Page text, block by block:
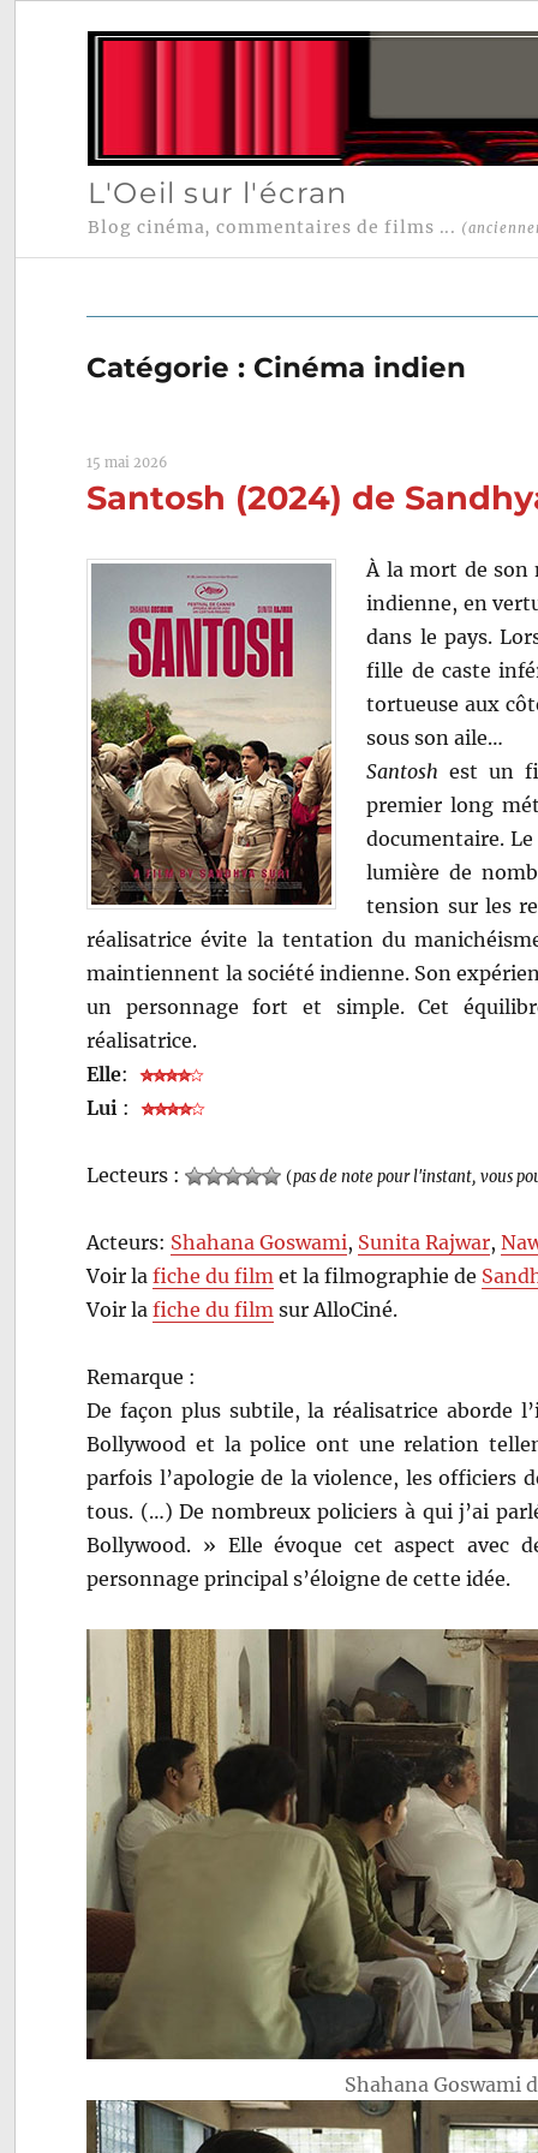
L'Oeil sur l'écran
Blog cinéma, commentaires de films ...
Catégorie : Cinéma indien
15 mai 2026
Santosh (2024) de
À la mort de son
indienne, en
dans le pays.
fille de caste
tortueuse aux
sous son aile…
Santosh est un
premier long
documentaire.
lumière de
tension sur les
réalisatrice évite la tentation du
maintiennent la société indienne. Son
un personnage fort et simple. Cet
réalisatrice.
Elle:
Lui :
Lecteurs : (pas de note pour l'instant, vous
Acteurs: Shahana Goswami, Sunita Rajwar,
Voir lafiche du film et la filmographie de
Voir lafiche du film sur AlloCiné.
Remarque :
De façon plus subtile, la réalisatrice aborde
Bollywood et la police ont une relation
parfois l’apologie de la violence, les officiers
tous. (…) De nombreux policiers à qui j’ai
Bollywood. » Elle évoque cet aspect avec
personnage principal s’éloigne de cette idée.
Shahana Goswami